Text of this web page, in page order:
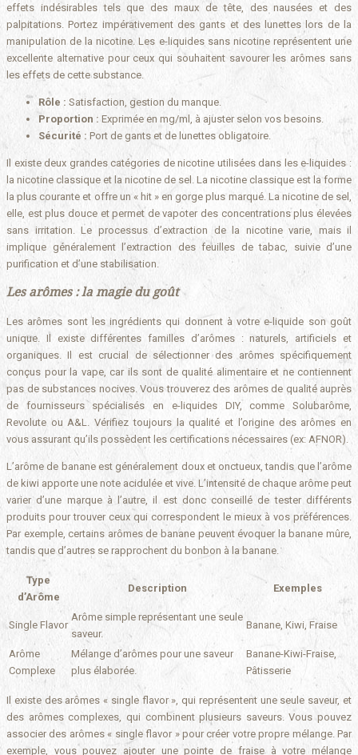
effets indésirables tels que des maux de tête, des nausées et des
palpitations. Portez impérativement des gants et des lunettes lors de la
manipulation de la nicotine. Les e-liquides sans nicotine représentent une
excellente alternative pour ceux qui souhaitent savourer les arômes sans
les effets de cette substance.
Rôle : Satisfaction, gestion du manque.
Proportion : Exprimée en mg/ml, à ajuster selon vos besoins.
Sécurité : Port de gants et de lunettes obligatoire.
Il existe deux grandes catégories de nicotine utilisées dans les e-liquides :
la nicotine classique et la nicotine de sel. La nicotine classique est la forme
la plus courante et offre un « hit » en gorge plus marqué. La nicotine de sel,
elle, est plus douce et permet de vapoter des concentrations plus élevées
sans irritation. Le processus d’extraction de la nicotine varie, mais il
implique généralement l’extraction des feuilles de tabac, suivie d’une
purification et d’une stabilisation.
Les arômes : la magie du goût
Les arômes sont les ingrédients qui donnent à votre e-liquide son goût
unique. Il existe différentes familles d’arômes : naturels, artificiels et
organiques. Il est crucial de sélectionner des arômes spécifiquement
conçus pour la vape, car ils sont de qualité alimentaire et ne contiennent
pas de substances nocives. Vous trouverez des arômes de qualité auprès
de fournisseurs spécialisés en e-liquides DIY, comme Solubarôme,
Revolute ou A&L. Vérifiez toujours la qualité et l’origine des arômes en
vous assurant qu’ils possèdent les certifications nécessaires (ex: AFNOR).
L’arôme de banane est généralement doux et onctueux, tandis que l’arôme
de kiwi apporte une note acidulée et vive. L’intensité de chaque arôme peut
varier d’une marque à l’autre, il est donc conseillé de tester différents
produits pour trouver ceux qui correspondent le mieux à vos préférences.
Par exemple, certains arômes de banane peuvent évoquer la banane mûre,
tandis que d’autres se rapprochent du bonbon à la banane.
Type
d’Arôme
Description Exemples
Single Flavor
Arôme simple représentant une seule
saveur.
Banane, Kiwi, Fraise
Arôme
Complexe
Mélange d’arômes pour une saveur
plus élaborée.
Banane-Kiwi-Fraise,
Pâtisserie
Il existe des arômes « single flavor », qui représentent une seule saveur, et
des arômes complexes, qui combinent plusieurs saveurs. Vous pouvez
associer des arômes « single flavor » pour créer votre propre mélange. Par
exemple, vous pouvez ajouter une pointe de fraise à votre mélange